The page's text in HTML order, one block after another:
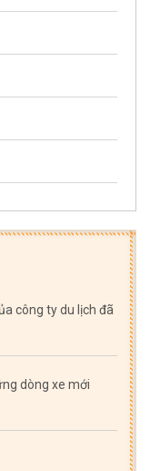
công ty du lịch đã
dòng xe mới